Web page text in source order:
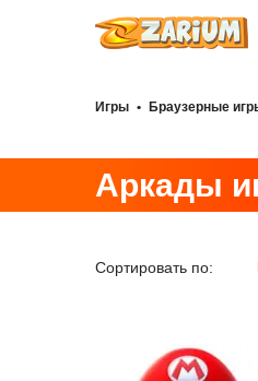
Игры • Браузерные
Аркады
Сортировать по: